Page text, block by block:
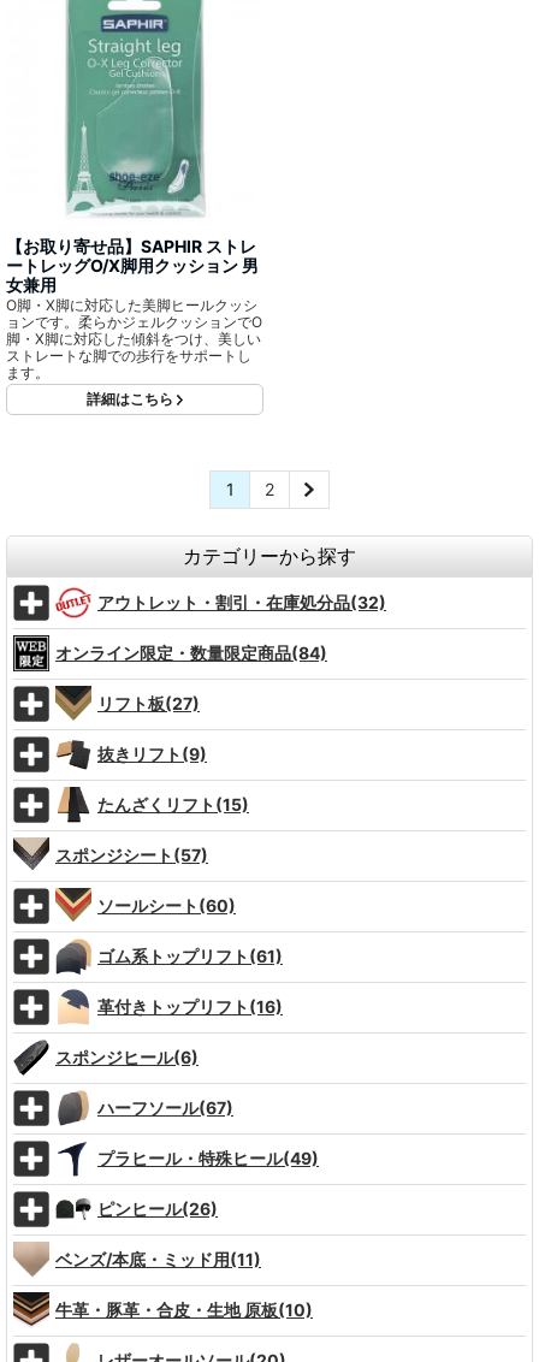
【お取り寄せ品】SAPHIR ストレ
ートレッグO/X脚用クッション 男
女兼用
O脚・X脚に対応した美脚ヒールクッシ
ョンです。柔らかジェルクッションでO
脚・X脚に対応した傾斜をつけ、美しい
ストレートな脚での歩行をサポートし
ます。
詳細はこちら
1 2
カテゴリーから探す
アウトレット・割引・在庫処分品(32)
オンライン限定・数量限定商品(84)
リフト板(27)
抜きリフト(9)
たんざくリフト(15)
スポンジシート(57)
ソールシート(60)
ゴム系トップリフト(61)
革付きトップリフト(16)
スポンジヒール(6)
ハーフソール(67)
プラヒール・特殊ヒール(49)
ピンヒール(26)
ベンズ/本底・ミッド用(11)
牛革・豚革・合皮・生地 原板(10)